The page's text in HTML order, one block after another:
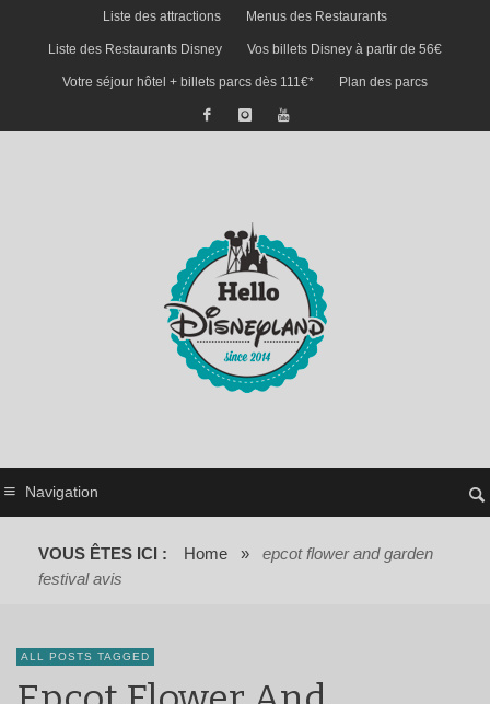
Liste des attractions Menus des Restaurants
Liste des Restaurants Disney Vos billets Disney à partir de 56€
Votre séjour hôtel + billets parcs dès 111€* Plan des parcs
Navigation
VOUS ÊTES ICI : Home »
epcot flower and garden
festival avis
ALL POSTS TAGGED